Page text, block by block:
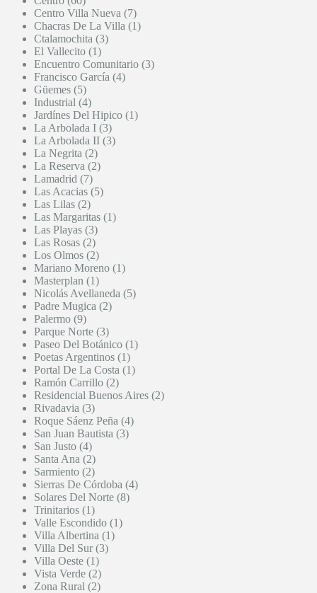
Centro Villa Nueva (7)
Chacras De La Villa (1)
Ctalamochita (3)
El Vallecito (1)
Encuentro Comunitario (3)
Francisco García (4)
Güemes (5)
Industrial (4)
Jardínes Del Hipico (1)
La Arbolada I (3)
La Arbolada II (3)
La Negrita (2)
La Reserva (2)
Lamadrid (7)
Las Acacias (5)
Las Lilas (2)
Las Margaritas (1)
Las Playas (3)
Las Rosas (2)
Los Olmos (2)
Mariano Moreno (1)
Masterplan (1)
Nicolás Avellaneda (5)
Padre Mugica (2)
Palermo (9)
Parque Norte (3)
Paseo Del Botánico (1)
Poetas Argentinos (1)
Portal De La Costa (1)
Ramón Carrillo (2)
Residencial Buenos Aires (2)
Rivadavia (3)
Roque Sáenz Peña (4)
San Juan Bautista (3)
San Justo (4)
Santa Ana (2)
Sarmiento (2)
Sierras De Córdoba (4)
Solares Del Norte (8)
Trinitarios (1)
Valle Escondido (1)
Villa Albertina (1)
Villa Del Sur (3)
Villa Oeste (1)
Vista Verde (2)
Zona Rural (2)